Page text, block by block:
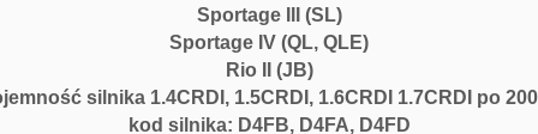
Sportage III (SL)
Sportage IV (QL, QLE)
Rio II (JB)
silnika 1.4CRDI, 1.5CRDI, 1.6CRDI 1.7CRDI po
kod silnika: D4FB, D4FA, D4FD